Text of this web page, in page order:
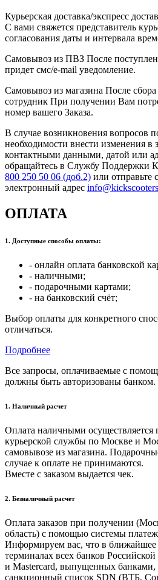
Курьерская доставка/экспресс
С вами свяжется представитель
согласования даты и интервала
Самовывоз из ПВЗ После
придет смс/e-mail уведомление.
Самовывоз из магазина После сбора
сотрудник При получении Вам
номер вашего Заказа.
В случае возникновения вопросов
необходимости внести изменения в
контактными данными, датой или
обращайтесь в Службу Поддержки
800 250 50 06 (доб.2) или отправьте
электронный адрес
ОПЛАТА
1. Доступные способы оплаты:
- онлайн оплата банковской
- наличными;
- подарочными картами;
- на банковский счёт;
Выбор оплаты для конкретного
отличаться.
Подробнее
Все запросы, оплачиваемые с
должны быть авторизованы банком.
1. Наличный расчет
Оплата наличными осуществляется
курьерской службы по Москве и
самовывозе из магазина.
случае к оплате не принимаются.
Вместе с заказом выдается чек.
2. Безналичный расчет
Оплата заказов при получении
область) с помощью системы
Информируем вас, что в
терминалах всех банков
и Masterсard, выпущенных
санкционный список SDN (ВТБ,